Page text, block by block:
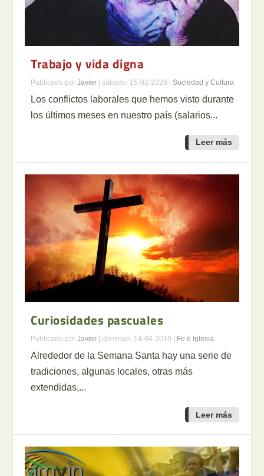
Trabajo y vida digna
Publicado porJavier |sábado, 15-02-2020 | Sociedad y Cultura
Los conflictos laborales que hemos visto durante
los últimos meses en nuestro país (salarios...
Leer más
Curiosidades pascuales
Publicado porJavier |domingo, 14-04-2019 Fe e Iglesia
Alrededor de la Semana Santa hay una serie de
tradiciones, algunas locales, otras más
extendidas,...
Leer más